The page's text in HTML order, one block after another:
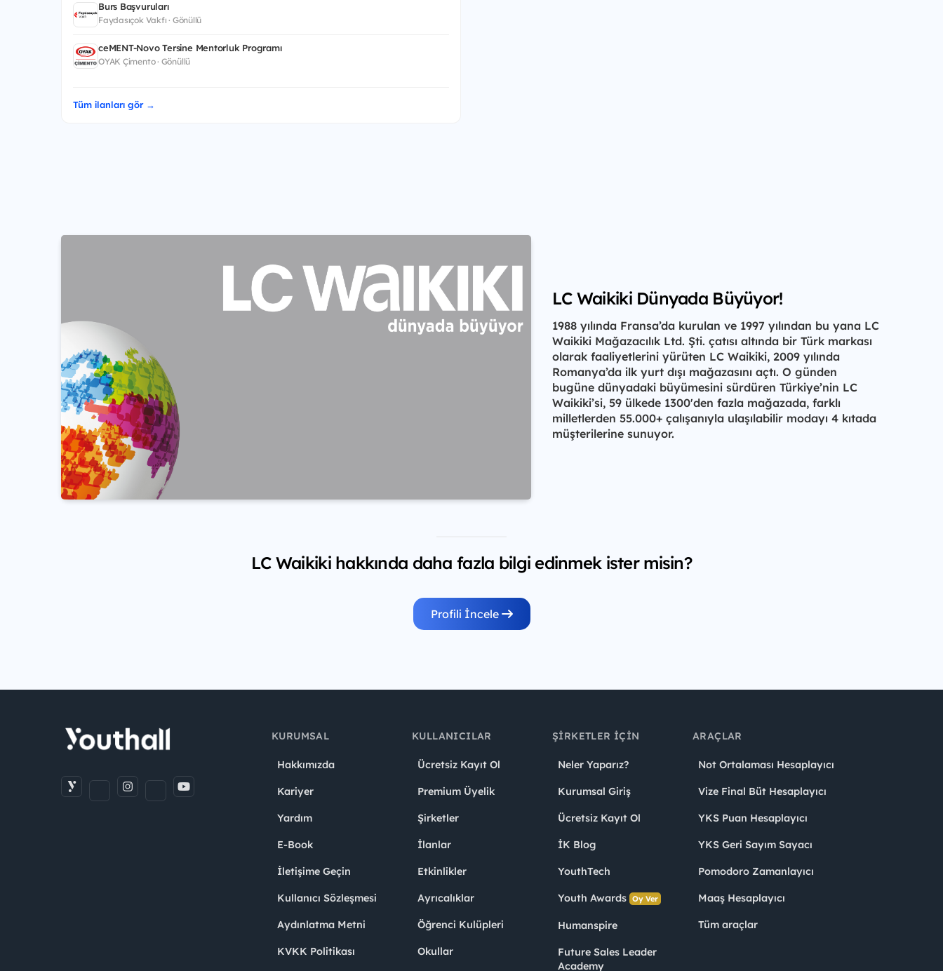
Burs Başvuruları
Faydasıçok Vakfı · Gönüllü
ceMENT-Novo Tersine Mentorluk Programı
OYAK Çimento · Gönüllü
Tüm ilanları gör →
LC Waikiki Dünyada Büyüyor!
1988 yılında Fransa’da kurulan ve 1997 yılından bu yana LC
Waikiki Mağazacılık Ltd. Şti. çatısı altında bir Türk markası
olarak faaliyetlerini yürüten LC Waikiki, 2009 yılında
Romanya’da ilk yurt dışı mağazasını açtı. O günden
bugüne dünyadaki büyümesini sürdüren Türkiye’nin LC
Waikiki’si, 59 ülkede 1300'den fazla mağazada, farklı
milletlerden 55.000+ çalışanıyla ulaşılabilir modayı 4 kıtada
müşterilerine sunuyor.
LC Waikiki hakkında daha fazla bilgi edinmek ister misin?
Profili İncele
KURUMSAL
Hakkımızda
Kariyer
Yardım
E-Book
İletişime Geçin
Kullanıcı Sözleşmesi
Aydınlatma Metni
KVKK Politikası
KULLANICILAR
Ücretsiz Kayıt Ol
Premium Üyelik
Şirketler
İlanlar
Etkinlikler
Ayrıcalıklar
Öğrenci Kulüpleri
Okullar
ŞIRKETLER İÇIN
Neler Yaparız?
Kurumsal Giriş
Ücretsiz Kayıt Ol
İK Blog
YouthTech
Youth Awards Oy Ver
Humanspire
Future Sales Leader
Academy
ARAÇLAR
Not Ortalaması Hesaplayıcı
Vize Final Büt Hesaplayıcı
YKS Puan Hesaplayıcı
YKS Geri Sayım Sayacı
Pomodoro Zamanlayıcı
Maaş Hesaplayıcı
Tüm araçlar